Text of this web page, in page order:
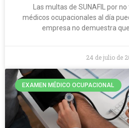
Las multas de SUNAFIL por
médicos ocupacionales al día
empresa no demuestra
24 de julio de
EXAMEN MÉDICO OCUPACIONAL